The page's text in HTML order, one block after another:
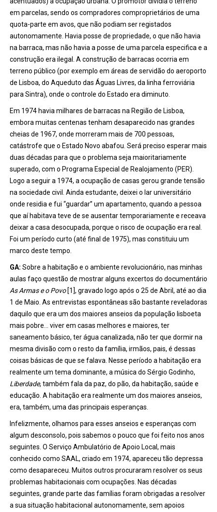
em parcelas, sendo os compradores comproprietários de uma
quota-parte em avos, que não podiam ser registados
autonomamente. Havia posse de propriedade, o que não havia
na barraca, mas não havia a posse de uma parcela especifica e a
construção era ilegal. A construção de barracas ocorria em
terreno público (por exemplo em áreas de servidão do aeroporto
de Lisboa, do Aqueduto das Águas Livres, da linha ferroviária
para Sintra), onde o controle do Estado era diminuto.
Em 1974 havia milhares de barracas na Região de Lisboa,
embora muitas centenas tenham desaparecido nas grandes
cheias de 1967, onde morreram mais de 700 pessoas,
catástrofe que o Estado Novo abafou. Será preciso esperar mais
duas décadas para que o problema seja maioritariamente
superado, com o Programa Especial de Realojamento (PER).
Logo a seguir a 1974, a ocupação de casas gerou grande tensão
na sociedade civil. Ainda estudante, deixei o lar universitário
onde residia e fui “guardar” um apartamento, quando a pessoa
que aí habitava teve de se ausentar temporariamente e receava
deixar a casa desocupada, porque o risco de ocupação era real.
Foi um período curto (até final de 1975), mas constituiu um
marco deste tempo.
GA: Sobre a habitação e o ambiente revolucionário, nas minhas
aulas faço questão de mostrar alguns excertos do documentário
As Armas e o Povo [1], gravado logo após o 25 de Abril, até ao dia
1 de Maio. As entrevistas espontâneas são bastante reveladoras
daquilo que era um dos maiores anseios da população lisboeta
mais pobre… viver em casas melhores e maiores, ter
saneamento básico, ter água canalizada, não ter que dormir na
mesma divisão com o resto da família, irmãos, pais, é dessas
coisas básicas de que se falava. Nesse período a habitação era
realmente um tema dominante, a música do Sérgio Godinho,
Liberdade, também fala da paz, do pão, da habitação, saúde e
educação. A habitação era realmente um dos maiores anseios,
era, também, uma das principais esperanças.
Infelizmente, olhamos para esses anseios e esperanças com
algum desconsolo, pois sabemos o pouco que foi feito nos anos
seguintes. O Serviço Ambulatório de Apoio Local, mais
conhecido como SAAL, criado em 1974, apareceu tão depressa
como desapareceu. Muitos outros procuraram resolver os seus
problemas habitacionais com ocupações. Nas décadas
seguintes, grande parte das famílias foram obrigadas a resolver
a sua situação habitacional autonomamente, sem apoios